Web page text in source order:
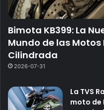
Bimota KB399: La
Mundo de las
Cilindrada
2026-07-31
La TVS
moto de